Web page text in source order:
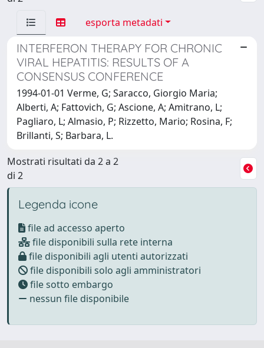
esporta metadati
INTERFERON THERAPY FOR CHRONIC
VIRAL HEPATITIS: RESULTS OF A
CONSENSUS CONFERENCE
1994-01-01 Verme, G; Saracco, Giorgio Maria;
Alberti, A; Fattovich, G; Ascione, A; Amitrano, L;
Pagliaro, L; Almasio, P; Rizzetto, Mario; Rosina, F;
Brillanti, S; Barbara, L.
Mostrati risultati da 2 a 2
di 2
Legenda icone
file ad accesso aperto
file disponibili sulla rete interna
file disponibili agli utenti autorizzati
file disponibili solo agli amministratori
file sotto embargo
nessun file disponibile